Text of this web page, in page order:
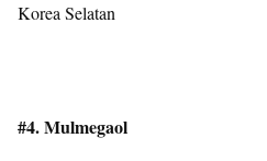
Korea Selatan
#4. Mulmegaol